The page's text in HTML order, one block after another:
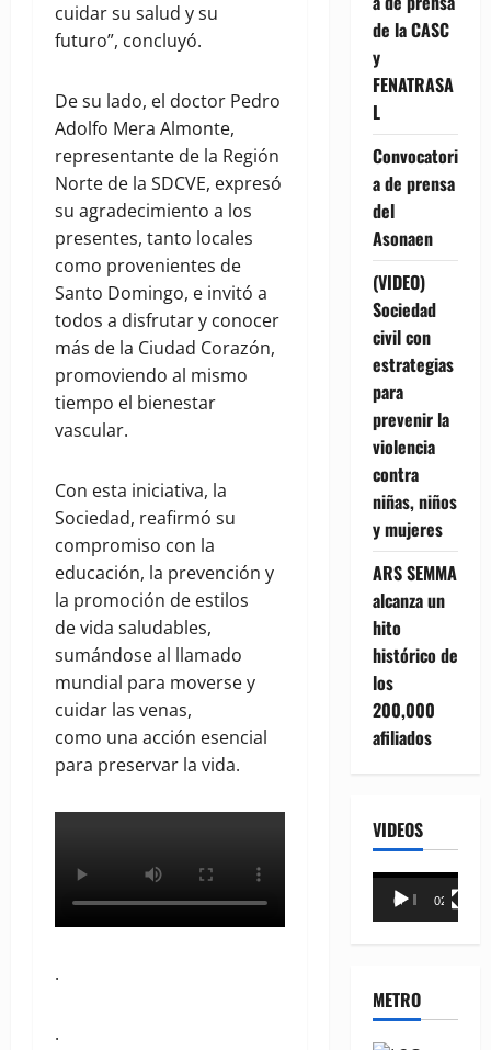
cuidar su salud y su
futuro”, concluyó.
De su lado, el doctor Pedro
Adolfo Mera Almonte,
representante de la Región
Norte de la SDCVE, expresó
su agradecimiento a los
presentes, tanto locales
como provenientes de
Santo Domingo, e invitó a
todos a disfrutar y conocer
más de la Ciudad Corazón,
promoviendo al mismo
tiempo el bienestar
vascular.
Con esta iniciativa, la
Sociedad, reafirmó su
compromiso con la
educación, la prevención y
la promoción de estilos
de vida saludables,
sumándose al llamado
mundial para moverse y
cuidar las venas,
como una acción esencial
para preservar la vida.
.
.
de la CASC
y
FENATRASA
L
Convocatori
a de prensa
del
Asonaen
(VIDEO)
Sociedad
civil con
estrategias
para
prevenir la
violencia
contra
niñas, niños
y mujeres
ARS SEMMA
alcanza un
hito
histórico de
los
200,000
afiliados
VIDEOS
Reproductor
00:00 02:18
METRO